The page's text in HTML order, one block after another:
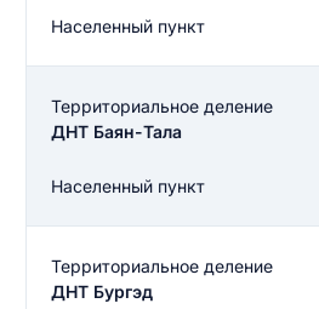
Населенный пункт
Территориальное деление
ДНТ Баян-Тала
Населенный пункт
Территориальное деление
ДНТ Бургэд